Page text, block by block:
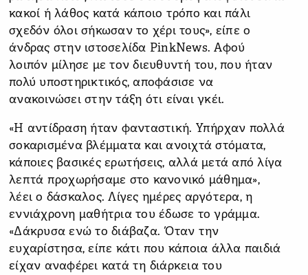
κακοί ή λάθος κατά κάποιο τρόπο και πάλι
σχεδόν όλοι σήκωσαν το χέρι τους», είπε ο
άνδρας στην ιστοσελίδα PinkNews. Αφού
λοιπόν μίλησε με τον διευθυντή του, που ήταν
πολύ υποστηρικτικός, αποφάσισε να
ανακοινώσει στην τάξη ότι είναι γκέι.
«Η αντίδραση ήταν φανταστική. Υπήρχαν πολλά
σοκαρισμένα βλέμματα και ανοιχτά στόματα,
κάποιες βασικές ερωτήσεις, αλλά μετά από λίγα
λεπτά προχωρήσαμε στο κανονικό μάθημα»,
λέει ο δάσκαλος. Λίγες ημέρες αργότερα, η
εννιάχρονη μαθήτρια του έδωσε το γράμμα.
«Δάκρυσα ενώ το διάβαζα. Όταν την
ευχαρίστησα, είπε κάτι που κάποια άλλα παιδιά
είχαν αναφέρει κατά τη διάρκεια του